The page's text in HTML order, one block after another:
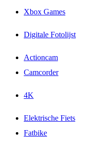
Xbox Games
Digitale Fotolijst
Actioncam
Camcorder
4K
Elektrische Fiets
Fatbike